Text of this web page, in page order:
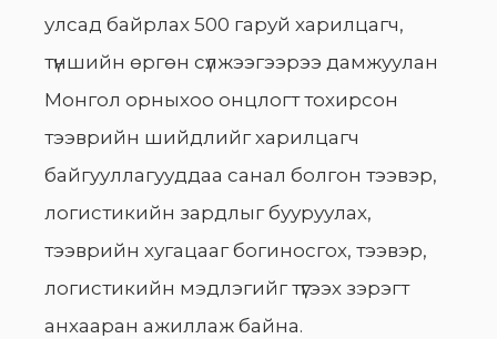
улсад байрлах 500 гаруй харилцагч,
түншийн өргөн сүлжээгээрээ дамжуулан
Монгол орныхоо онцлогт тохирсон
тээврийн шийдлийг харилцагч
байгууллагууддаа санал болгон тээвэр,
логистикийн зардлыг бууруулах,
тээврийн хугацааг богиносгох, тээвэр,
логистикийн мэдлэгийг түгээх зэрэгт
анхааран ажиллаж байна.